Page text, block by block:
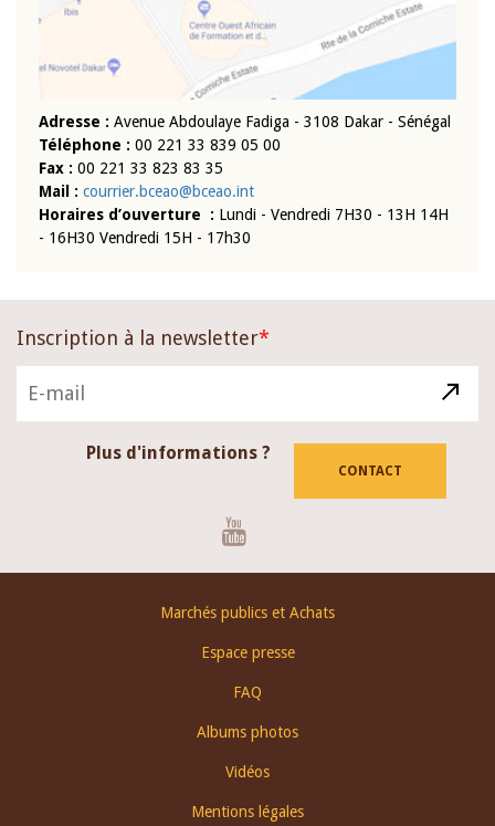
Adresse : Avenue Abdoulaye Fadiga - 3108 Dakar - Sénégal
Téléphone : 00 221 33 839 05 00
Fax : 00 221 33 823 83 35
Mail : courrier.bceao@bceao.int
Horaires d’ouverture : Lundi - Vendredi 7H30 - 13H 14H
- 16H30 Vendredi 15H - 17h30
Inscription à la newsletter
Plus d'informations ?
CONTACT
Marchés publics et Achats
Espace presse
FAQ
Albums photos
Vidéos
Mentions légales